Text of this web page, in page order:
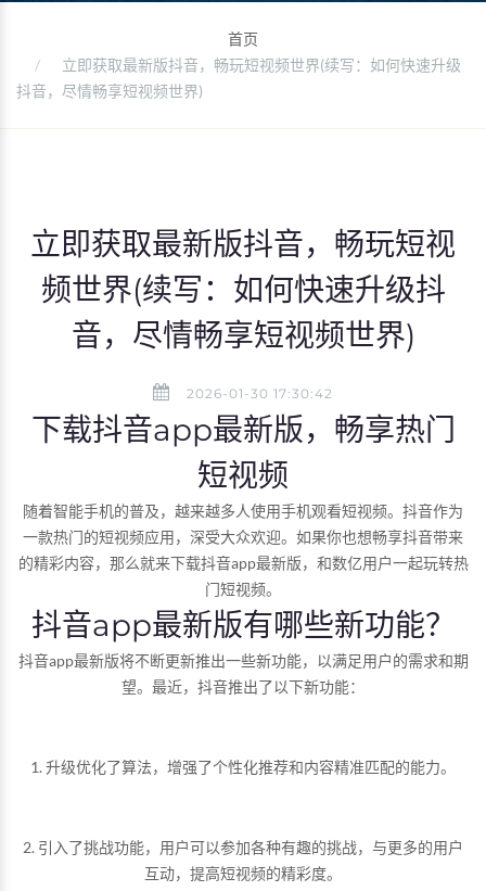
首页
立即获取最新版抖音，畅玩短视频世界(续写：如何快速升级
抖音，尽情畅享短视频世界)
立即获取最新版抖音，畅玩短视
频世界(续写：如何快速升级抖
音，尽情畅享短视频世界)
2026-01-30 17:30:42
下载抖音app最新版，畅享热门
短视频
随着智能手机的普及，越来越多人使用手机观看短视频。抖音作为
一款热门的短视频应用，深受大众欢迎。如果你也想畅享抖音带来
的精彩内容，那么就来下载抖音app最新版，和数亿用户一起玩转热
门短视频。
抖音app最新版有哪些新功能？
抖音app最新版将不断更新推出一些新功能，以满足用户的需求和期
望。最近，抖音推出了以下新功能：
1. 升级优化了算法，增强了个性化推荐和内容精准匹配的能力。
2. 引入了挑战功能，用户可以参加各种有趣的挑战，与更多的用户
互动，提高短视频的精彩度。